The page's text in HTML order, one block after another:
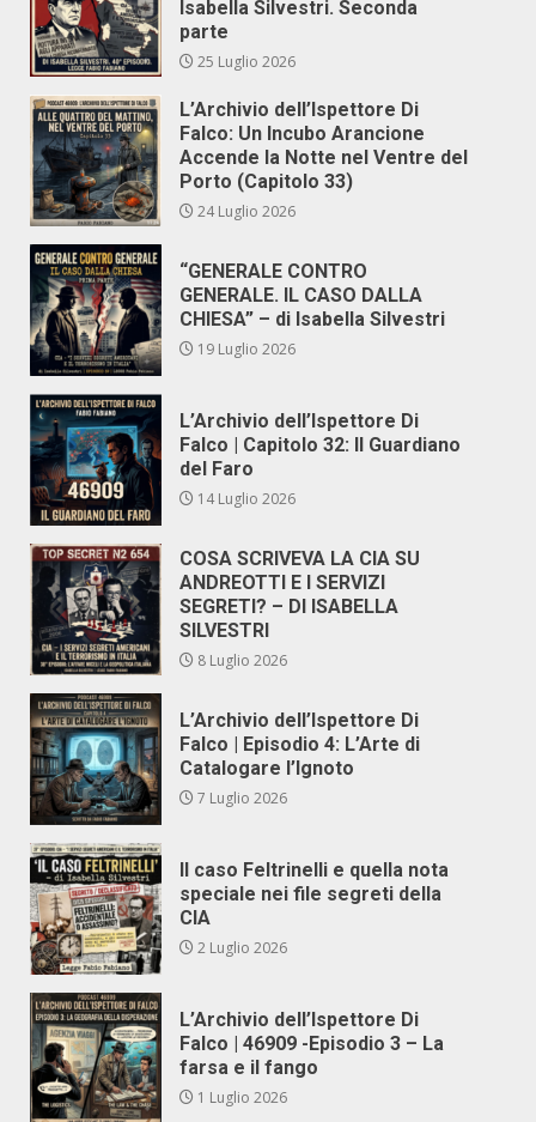
Isabella Silvestri. Seconda
parte
25 Luglio 2026
L’Archivio dell’Ispettore Di
Falco: Un Incubo Arancione
Accende la Notte nel Ventre del
Porto (Capitolo 33)
24 Luglio 2026
“GENERALE CONTRO
GENERALE. IL CASO DALLA
CHIESA” – di Isabella Silvestri
19 Luglio 2026
L’Archivio dell’Ispettore Di
Falco | Capitolo 32: Il Guardiano
del Faro
14 Luglio 2026
COSA SCRIVEVA LA CIA SU
ANDREOTTI E I SERVIZI
SEGRETI? – DI ISABELLA
SILVESTRI
8 Luglio 2026
L’Archivio dell’Ispettore Di
Falco | Episodio 4: L’Arte di
Catalogare l’Ignoto
7 Luglio 2026
Il caso Feltrinelli e quella nota
speciale nei file segreti della
CIA
2 Luglio 2026
L’Archivio dell’Ispettore Di
Falco | 46909 -Episodio 3 – La
farsa e il fango
1 Luglio 2026